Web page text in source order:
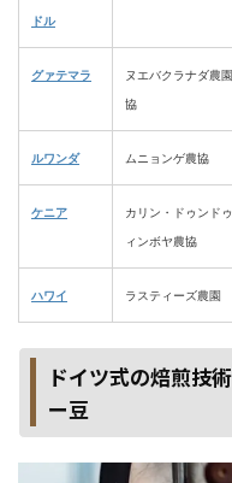
ドル
グァテマラ
ヌエバクラナダ農
協
ルワンダ ムニョンゲ農協
ケニア
カリン・ドゥンド
ィンボヤ農協
ハワイ ラスティーズ農園
ドイツ式の焙煎技
ー豆